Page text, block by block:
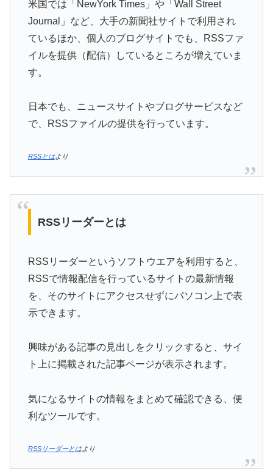
米国では「NewYork Times」や「Wall Street
Journal」など、大手の新聞社サイトで利用され
ているほか、個人のブログサイトでも、RSSファ
イルを提供（配信）しているところが増えていま
す。
日本でも、ニュースサイトやブログサービスなど
で、RSSファイルの提供を行っています。
RSSとはより
RSSリーダーとは
RSSリーダーというソフトウエアを利用すると、
RSSで情報配信を行っているサイトの最新情報
を、そのサイトにアクセスせずにパソコン上で表
示できます。
興味がある記事の見出しをクリックすると、サイ
ト上に掲載された記事ページが表示されます。
気になるサイトの情報をまとめて確認できる、便
利なツールです。
RSSリーダーとはより